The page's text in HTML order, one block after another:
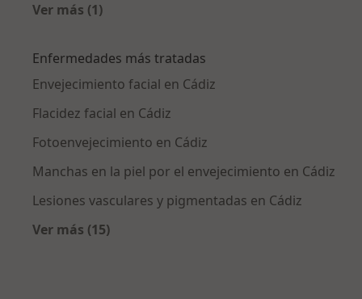
Ver más (1)
Enfermedades más tratadas
Envejecimiento facial en Cádiz
Flacidez facial en Cádiz
Fotoenvejecimiento en Cádiz
Manchas en la piel por el envejecimiento en Cádiz
Lesiones vasculares y pigmentadas en Cádiz
Ver más (15)